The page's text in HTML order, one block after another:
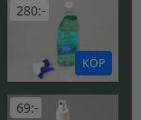
280:-
KÖP
69:-